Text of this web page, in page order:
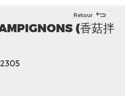
Retour
(香菇拌